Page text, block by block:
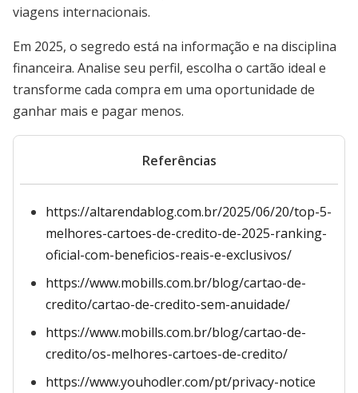
viagens internacionais.
Em 2025, o segredo está na informação e na disciplina
financeira. Analise seu perfil, escolha o cartão ideal e
transforme cada compra em uma oportunidade de
ganhar mais e pagar menos.
Referências
https://altarendablog.com.br/2025/06/20/top-5-
melhores-cartoes-de-credito-de-2025-ranking-
oficial-com-beneficios-reais-e-exclusivos/
https://www.mobills.com.br/blog/cartao-de-
credito/cartao-de-credito-sem-anuidade/
https://www.mobills.com.br/blog/cartao-de-
credito/os-melhores-cartoes-de-credito/
https://www.youhodler.com/pt/privacy-notice